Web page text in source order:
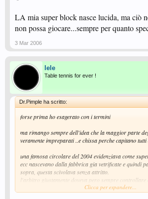
LA mia super block nasce lucida, ma ciò
non possa giocare...sempre per quanto
3 Mar 2006
lele
Table tennis for ever !
Dr.Pimple ha scritto:
forse prima ho esagerato con i termini
ma rimango sempre dell'idea che la maggior parte
veramente impreparati ..e chissa perche capitano tutti
una famosa circolare del 2004 evidenziava come
ecc nascevano dalla fabbrica gia vetrificate e quindi
sopra, questa scivolava senza attritto.
l'arbitro giustamente doveva pero sempre controllare
materiale estraneo e che la gomma non fosse
Clicca per espandere...